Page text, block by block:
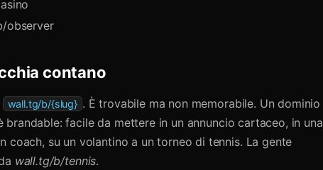
observer
contano
wall.tg/b/{slug} . È trovabile ma non memorabile. Un dominio
brandable: facile da mettere in un annuncio cartaceo, in una
coach, su un volantino a un torneo di tennis. La gente
wall.tg/b/tennis.